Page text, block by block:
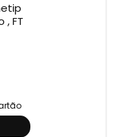
, FT